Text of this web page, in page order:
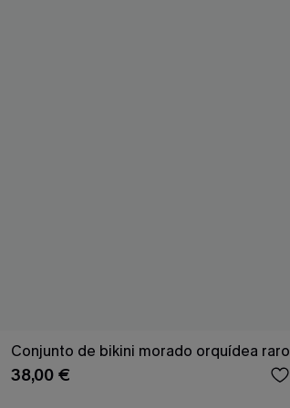
Conjunto de bikini morado orquídea raro
38,00 €